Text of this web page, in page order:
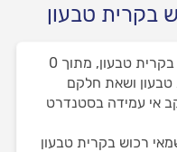
בקרית טבעון
באתר שלנו תמצאו 4 שמאי רכוש בקרית טבעון, מתוך 0
ושאת חלקם
אי עמידה בסטנדרט
רכוש בקרית טבעון